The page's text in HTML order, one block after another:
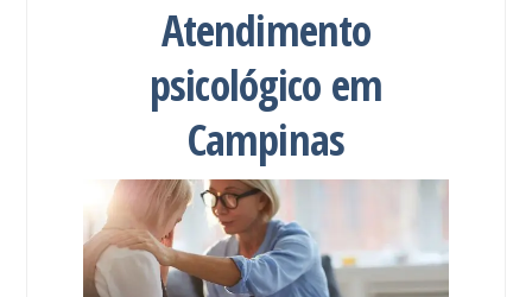
Atendimento
psicológico em
Campinas